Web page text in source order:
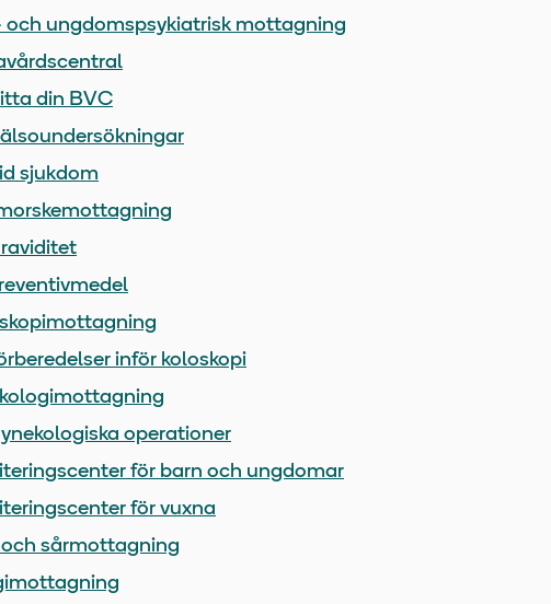
och ungdomspsykiatrisk mottagning
din BVC
sjukdom
inför koloskopi
operationer
för barn och ungdomar
för vuxna
sårmottagning